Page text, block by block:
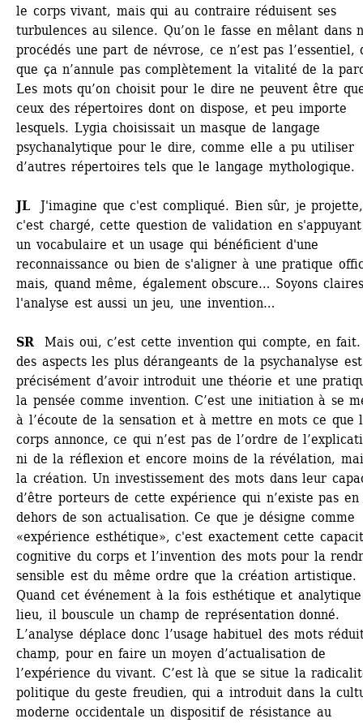
le corps vivant, mais qui au contraire réduisent ses
turbulences au silence. Qu’on le fasse en mêlant dans
procédés une part de névrose, ce n’est pas l’essentiel,
que ça n’annule pas complètement la vitalité de la
Les mots qu’on choisit pour le dire ne peuvent être
ceux des répertoires dont on dispose, et peu importe
lesquels. Lygia choisissait un masque de langage
psychanalytique pour le dire, comme elle a pu utiliser
d’autres répertoires tels que le langage mythologique.
JL J'imagine que c'est compliqué. Bien sûr, je
c'est chargé, cette question de validation en
un vocabulaire et un usage qui bénéficient d'une
reconnaissance ou bien de s'aligner à une pratique
mais, quand même, également obscure… Soyons
l'analyse est aussi un jeu, une invention…
SR
Mais oui, c’est cette invention qui compte, en
des aspects les plus dérangeants de la psychanalyse est
précisément d’avoir introduit une théorie et une
la pensée comme invention. C’est une initiation à se
à l’écoute de la sensation et à mettre en mots ce que
corps annonce, ce qui n’est pas de l’ordre de
ni de la réflexion et encore moins de la révélation,
la création. Un investissement des mots dans leur
d’être porteurs de cette expérience qui n’existe pas en
dehors de son actualisation. Ce que je désigne comme
«expérience esthétique», c'est exactement cette
cognitive du corps et l’invention des mots pour la
sensible est du même ordre que la création artistique.
Quand cet événement à la fois esthétique et
lieu, il bouscule un champ de représentation donné.
L’analyse déplace donc l’usage habituel des mots
champ, pour en faire un moyen d’actualisation de
l’expérience du vivant. C’est là que se situe la
politique du geste freudien, qui a introduit dans la
moderne occidentale un dispositif de résistance au